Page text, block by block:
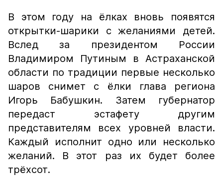
В этом году на ёлках вновь появятся
открытки-шарики с желаниями детей.
Вслед за президентом России
Владимиром Путиным в Астраханской
области по традиции первые несколько
шаров снимет с ёлки глава региона
Игорь Бабушкин. Затем губернатор
передаст эстафету другим
представителям всех уровней власти.
Каждый исполнит одно или несколько
желаний. В этот раз их будет более
трёхсот.